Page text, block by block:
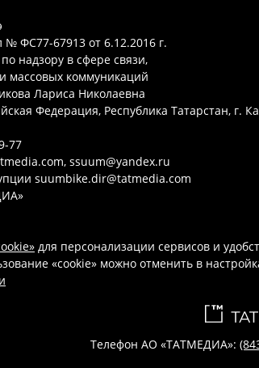
ФС77-67913 от 6.12.2016 г.
надзору в сфере связи,
массовых коммуникаций
Лариса Николаевна
Федерация, Республика Татарстан, г.
77
ssuum@yandex.ru
suumbike.dir@tatmedia.com
для персонализации сервисов и
«cookie» можно отменить в
Телефон АО «ТАТМЕДИА»: